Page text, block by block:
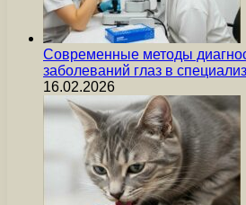
Современные методы
заболеваний глаз в
16.02.2026